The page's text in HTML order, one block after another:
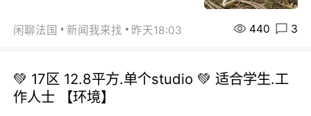
闲聊法国 新闻我来找 昨天18:03 440 3
💚 17区 12.8平方.单个studio 💚 适合学生.工
作人士 【环境】